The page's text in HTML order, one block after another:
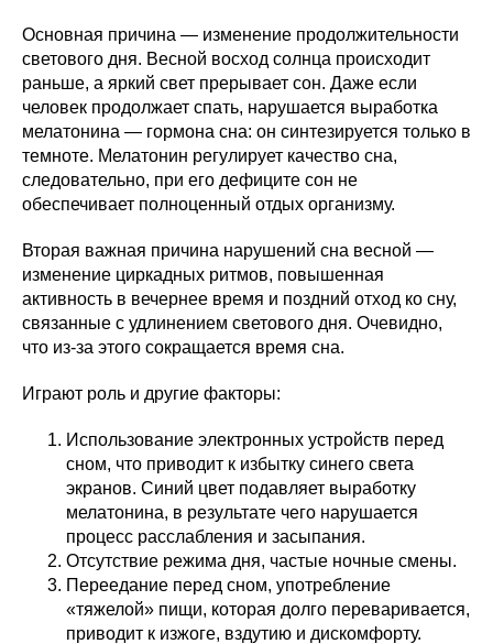
Основная причина — изменение продолжительности
светового дня. Весной восход солнца происходит
раньше, а яркий свет прерывает сон. Даже если
человек продолжает спать, нарушается выработка
мелатонина — гормона сна: он синтезируется только в
темноте. Мелатонин регулирует качество сна,
следовательно, при его дефиците сон не
обеспечивает полноценный отдых организму.
Вторая важная причина нарушений сна весной —
изменение циркадных ритмов, повышенная
активность в вечернее время и поздний отход ко сну,
связанные с удлинением светового дня. Очевидно,
что из-за этого сокращается время сна.
Играют роль и другие факторы:
Использование электронных устройств перед
сном, что приводит к избытку синего света
экранов. Синий цвет подавляет выработку
мелатонина, в результате чего нарушается
процесс расслабления и засыпания.
Отсутствие режима дня, частые ночные смены.
Переедание перед сном, употребление
«тяжелой» пищи, которая долго переваривается,
приводит к изжоге, вздутию и дискомфорту.